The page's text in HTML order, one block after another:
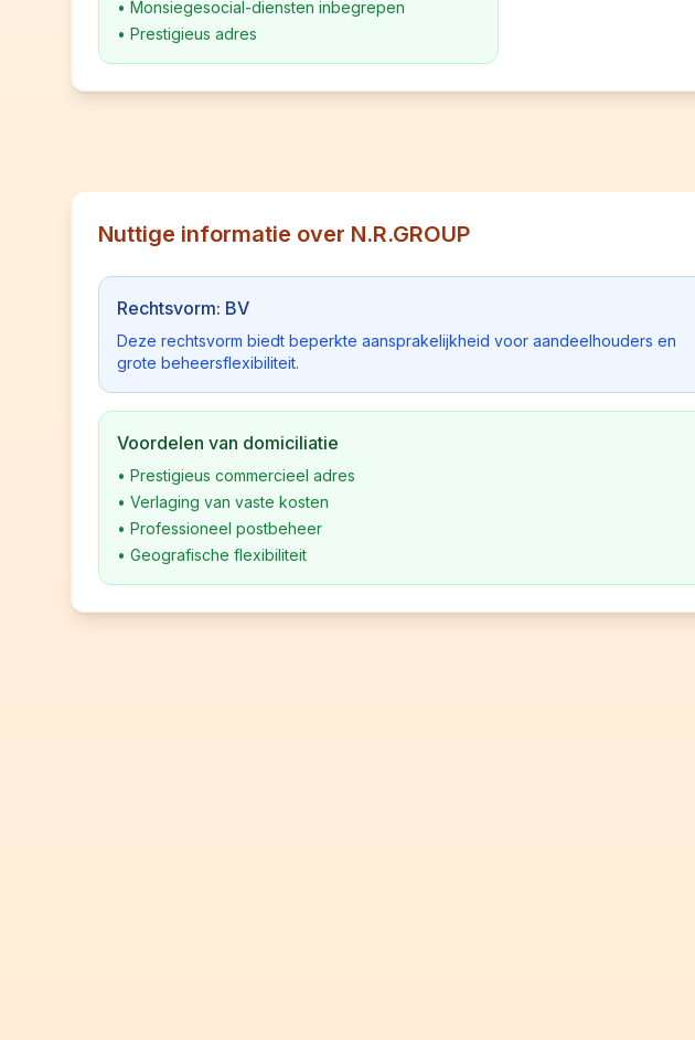
• Monsiegesocial-diensten inbegrepen
• Prestigieus adres
Nuttige informatie over N.R.GROUP
Rechtsvorm: BV
Deze rechtsvorm biedt beperkte aansprakelijkheid voor aandeelhouders en
grote beheersflexibiliteit.
Voordelen van domiciliatie
• Prestigieus commercieel adres
• Verlaging van vaste kosten
• Professioneel postbeheer
• Geografische flexibiliteit